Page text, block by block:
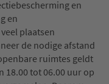
en
en
plaatsen
de nodige afstand
ruimtes geldt
18.00 tot 06.00 uur op